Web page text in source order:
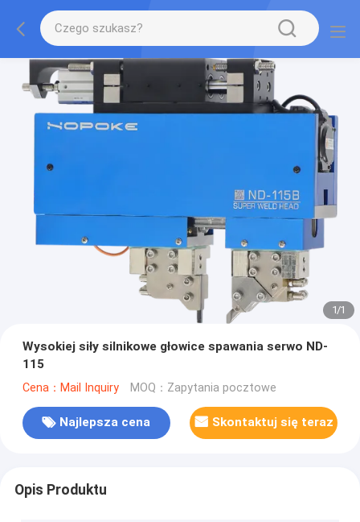
1/1
Wysokiej siły silnikowe głowice spawania serwo ND-
115
Cena：Mail Inquiry MOQ：Zapytania pocztowe
Najlepsza cena Skontaktuj się teraz
Opis Produktu